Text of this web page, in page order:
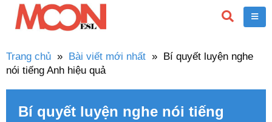
Trang chủ » Bài viết mới nhất » Bí quyết luyện nghe
nói tiếng Anh hiệu quả
Bí quyết luyện nghe nói tiếng